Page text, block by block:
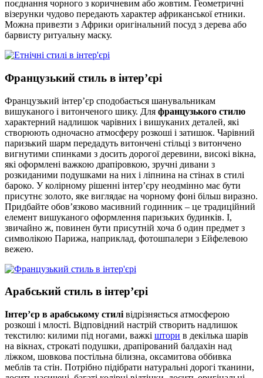
поєднання чорного з коричневим або жовтим. Геометричні
візерунки чудово передають характер африканської етники.
Можна привезти з Африки оригінальний посуд з дерева або
барвисту ритуальну маску.
Французький стиль в інтер’єрі
Французький інтер’єр сподобається шанувальникам
вишуканого і витонченого шику. Для французького стилю
характерний надлишок чарівних і вишуканих деталей, які
створюють одночасно атмосферу розкоші і затишок. Чарівний
паризький шарм передадуть витончені стільці з витончено
вигнутими спинками з досить дорогої деревини, високі вікна,
які оформлені важкою драпіровкою, зручні дивани з
розкиданими подушками на них і ліпнина на стінах в стилі
бароко. У колірному рішенні інтер’єру неодмінно має бути
присутнє золото, яке виглядає на чорному фоні більш виразно.
Придбайте обов’язково масивний годинник – це традиційний
елемент вишуканого оформлення паризьких будинків. І,
звичайно ж, повинен бути присутній хоча б один предмет з
символікою Парижа, наприклад, фотошпалери з Ейфелевою
вежею.
Арабський стиль в інтер’єрі
Інтер’єр в арабському стилі відрізняється атмосферою
розкоші і млості. Відповідний настрій створить надлишок
текстилю: килими під ногами, важкі штори в декілька шарів
на вікнах, строкаті подушки, драпірований балдахін над
ліжком, шовкова постільна білизна, оксамитова оббивка
меблів та стін. Потрібно підібрати натуральні дорогі тканини,